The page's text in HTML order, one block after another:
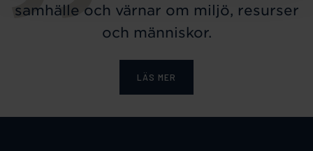
samhälle och värnar om miljö, resurser
och människor.
LÄS MER